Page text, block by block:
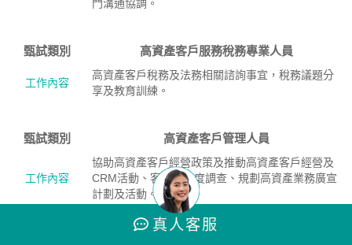
門溝通協調。
甄試類別 高資產客戶服務稅務專業人員
工作內容
高資產客戶稅務及法務相關諮詢事宜，稅務議題分
享及教育訓練。
甄試類別 高資產客戶管理人員
工作內容
協助高資產客戶經營政策及推動高資產客戶經營及
CRM活動、客戶滿意度調查、規劃高資產業務廣宣
計劃及活動。
真人客服